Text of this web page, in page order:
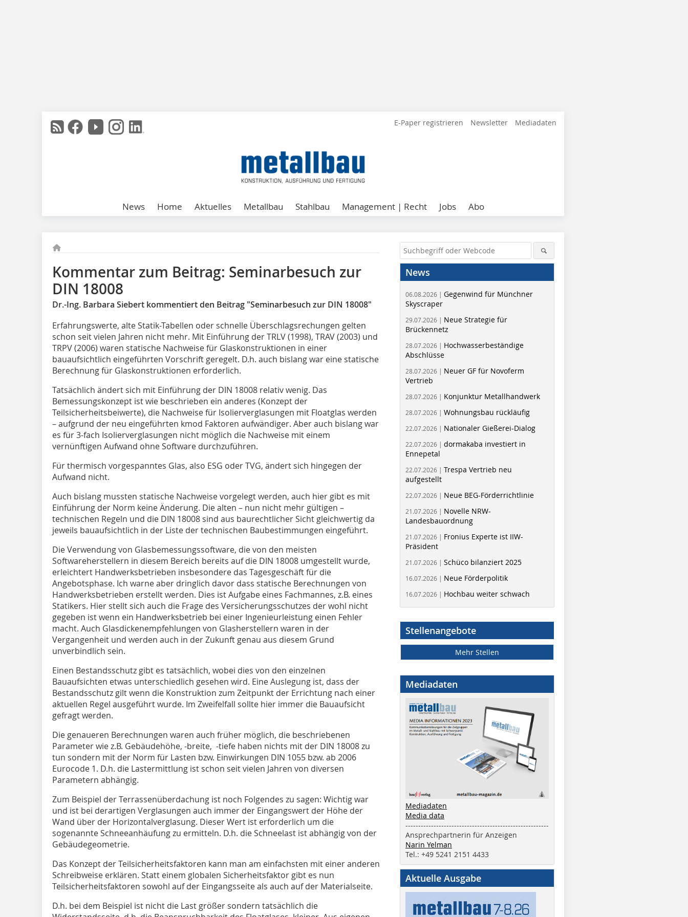
E-Paper registrieren Newsletter Mediadaten
News Home Aktuelles Metallbau Stahlbau Management | Recht Jobs Abo
Kommentar zum Beitrag: Seminarbesuch zur
DIN 18008
Dr.-Ing. Barbara Siebert kommentiert den Beitrag "Seminarbesuch zur DIN 18008"
Erfahrungswerte, alte Statik-Tabellen oder schnelle Überschlagsrechungen gelten
schon seit vielen Jahren nicht mehr. Mit Einführung der TRLV (1998), TRAV (2003) und
TRPV (2006) waren statische Nachweise für Glaskonstruktionen in einer
bauaufsichtlich eingeführten Vorschrift geregelt. D.h. auch bislang war eine statische
Berechnung für Glaskonstruktionen erforderlich.
Tatsächlich ändert sich mit Einführung der DIN 18008 relativ wenig. Das
Bemessungskonzept ist wie beschrieben ein anderes (Konzept der
Teilsicherheitsbeiwerte), die Nachweise für Isolierverglasungen mit Floatglas werden
– aufgrund der neu eingeführten kmod Faktoren aufwändiger. Aber auch bislang war
es für 3-fach Isolierverglasungen nicht möglich die Nachweise mit einem
vernünftigen Aufwand ohne Software durchzuführen.
Für thermisch vorgespanntes Glas, also ESG oder TVG, ändert sich hingegen der
Aufwand nicht.
Auch bislang mussten statische Nachweise vorgelegt werden, auch hier gibt es mit
Einführung der Norm keine Änderung. Die alten – nun nicht mehr gültigen –
technischen Regeln und die DIN 18008 sind aus baurechtlicher Sicht gleichwertig da
jeweils bauaufsichtlich in der Liste der technischen Baubestimmungen eingeführt.
Die Verwendung von Glasbemessungssoftware, die von den meisten
Softwareherstellern in diesem Bereich bereits auf die DIN 18008 umgestellt wurde,
erleichtert Handwerksbetrieben insbesondere das Tagesgeschäft für die
Angebotsphase. Ich warne aber dringlich davor dass statische Berechnungen von
Handwerksbetrieben erstellt werden. Dies ist Aufgabe eines Fachmannes, z.B. eines
Statikers. Hier stellt sich auch die Frage des Versicherungsschutzes der wohl nicht
gegeben ist wenn ein Handwerksbetrieb bei einer Ingenieurleistung einen Fehler
macht. Auch Glasdickenempfehlungen von Glasherstellern waren in der
Vergangenheit und werden auch in der Zukunft genau aus diesem Grund
unverbindlich sein.
Einen Bestandsschutz gibt es tatsächlich, wobei dies von den einzelnen
Bauaufsichten etwas unterschiedlich gesehen wird. Eine Auslegung ist, dass der
Bestandsschutz gilt wenn die Konstruktion zum Zeitpunkt der Errichtung nach einer
aktuellen Regel ausgeführt wurde. Im Zweifelfall sollte hier immer die Bauaufsicht
gefragt werden.
Die genaueren Berechnungen waren auch früher möglich, die beschriebenen
Parameter wie z.B. Gebäudehöhe, -breite, -tiefe haben nichts mit der DIN 18008 zu
tun sondern mit der Norm für Lasten bzw. Einwirkungen DIN 1055 bzw. ab 2006
Eurocode 1. D.h. die Lastermittlung ist schon seit vielen Jahren von diversen
Parametern abhängig.
Zum Beispiel der Terrassenüberdachung ist noch Folgendes zu sagen: Wichtig war
und ist bei derartigen Verglasungen auch immer der Eingangswert der Höhe der
Wand über der Horizontalverglasung. Dieser Wert ist erforderlich um die
sogenannte Schneeanhäufung zu ermitteln. D.h. die Schneelast ist abhängig von der
Gebäudegeometrie.
Das Konzept der Teilsicherheitsfaktoren kann man am einfachsten mit einer anderen
Schreibweise erklären. Statt einem globalen Sicherheitsfaktor gibt es nun
Teilsicherheitsfaktoren sowohl auf der Eingangsseite als auch auf der Materialseite.
D.h. bei dem Beispiel ist nicht die Last größer sondern tatsächlich die
News
06.08.2026 | Gegenwind für Münchner
Skyscraper
29.07.2026 | Neue Strategie für
Brückennetz
28.07.2026 | Hochwasserbeständige
Abschlüsse
28.07.2026 | Neuer GF für Novoferm
Vertrieb
28.07.2026 | Konjunktur Metallhandwerk
28.07.2026 | Wohnungsbau rückläufig
22.07.2026 | Nationaler Gießerei-Dialog
22.07.2026 | dormakaba investiert in
Ennepetal
22.07.2026 | Trespa Vertrieb neu
aufgestellt
22.07.2026 | Neue BEG-Förderrichtlinie
21.07.2026 | Novelle NRW-
Landesbauordnung
21.07.2026 | Fronius Experte ist IIW-
Präsident
21.07.2026 | Schüco bilanziert 2025
16.07.2026 | Neue Förderpolitik
16.07.2026 | Hochbau weiter schwach
Stellenangebote
Mehr Stellen
Mediadaten
Mediadaten
Media data
--------------------------------------------------------
Ansprechpartnerin für Anzeigen
Narin Yelman
Tel.: +49 5241 2151 4433
Aktuelle Ausgabe